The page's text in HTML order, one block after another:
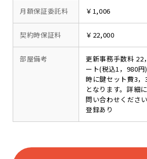
月額保証委託料 ￥1,006
契約時保証料 ￥22,000
部屋備考
更新事務手数料 22
ート(税込1，980
時に鍵セット費3
となります。詳細
問い合わせくださ
登録あり